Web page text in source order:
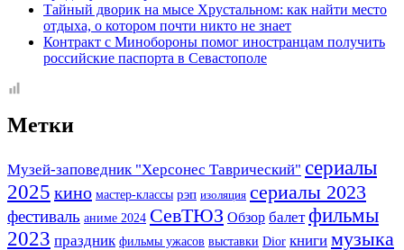
Тайный дворик на мысе Хрустальном: как найти место
отдыха, о котором почти никто не знает
Контракт с Минобороны помог иностранцам получить
российские паспорта в Севастополе
Метки
Музей-заповедник "Херсонес Таврический" сериалы
2025 кино мастер-классы рэп изоляция сериалы 2023
фестиваль аниме 2024 СевТЮЗ Обзор балет фильмы
2023 праздник фильмы ужасов выставки Dior книги музыка